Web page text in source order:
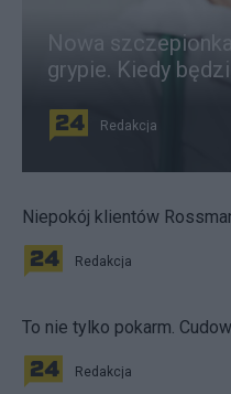
Nowa
grypie. Kiedy
Redakcja
Niepokój klientów
Redakcja
To nie tylko pokarm.
Redakcja